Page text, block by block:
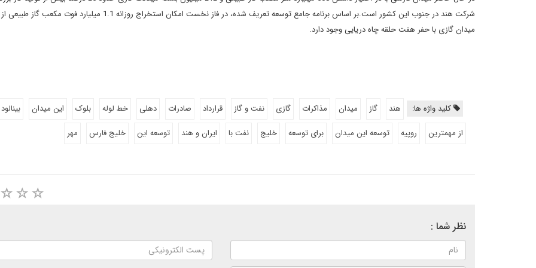
شرکت هند در جنوب این کشور است.بر اساس برنامه جامع توسعه تعریف شده، در فاز نخست امکان استخراج روزانه 1.1 میلیارد فوت
میدان گازی با حفر هفت حلقه چاه دریایی وجود دارد.
کلید واژه ها: هند گاز میدان مذاکرات گازی نفت و گاز قرارداد صادرات دهلی خط لوله بلوک این میدان
بینالود
از مهمترین
روپیه توسعه این میدان برای توسعه خلیج نفت با ایران و هند توسعه این خلیج فارس مهر
نظر شما :